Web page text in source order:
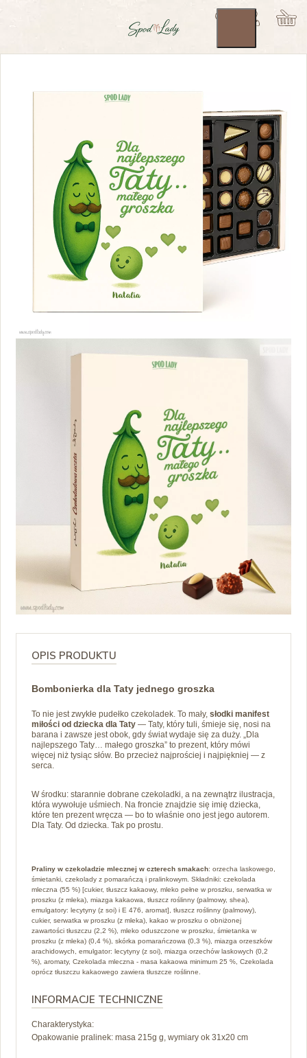
OPIS PRODUKTU
Bombonierka dla Taty jednego groszka
To nie jest zwykłe pudełko czekoladek. To mały, słodki manifest
miłości od dziecka dla Taty — Taty, który tuli, śmieje się, nosi na
barana i zawsze jest obok, gdy świat wydaje się za duży. „Dla
najlepszego Taty… małego groszka” to prezent, który mówi
więcej niż tysiąc słów. Bo przecież najprościej i najpiękniej — z
serca.
W środku: starannie dobrane czekoladki, a na zewnątrz ilustracja,
która wywołuje uśmiech. Na froncie znajdzie się imię dziecka,
które ten prezent wręcza — bo to właśnie ono jest jego autorem.
Dla Taty. Od dziecka. Tak po prostu.
Praliny w czekoladzie mlecznej w czterech smakach: orzecha laskowego,
śmietanki, czekolady z pomarańczą i pralinkowym. Składniki: czekolada
mleczna (55 %) [cukier, tłuszcz kakaowy, mleko pełne w proszku, serwatka w
proszku (z mleka), miazga kakaowa, tłuszcz roślinny (palmowy, shea),
emulgatory: lecytyny (z soi) i E 476, aromat], tłuszcz roślinny (palmowy),
cukier, serwatka w proszku (z mleka), kakao w proszku o obniżonej
zawartości tłuszczu (2,2 %), mleko oduszczone w proszku, śmietanka w
proszku (z mleka) (0,4 %), skórka pomarańczowa (0,3 %), miazga orzeszków
arachidowych, emulgator: lecytyny (z soi), miazga orzechów laskowych (0,2
%), aromaty, Czekolada mleczna - masa kakaowa minimum 25 %, Czekolada
oprócz tłuszczu kakaowego zawiera tłuszcze roślinne.
INFORMACJE TECHNICZNE
Charakterystyka:
Opakowanie pralinek: masa 215g g, wymiary ok 31x20 cm